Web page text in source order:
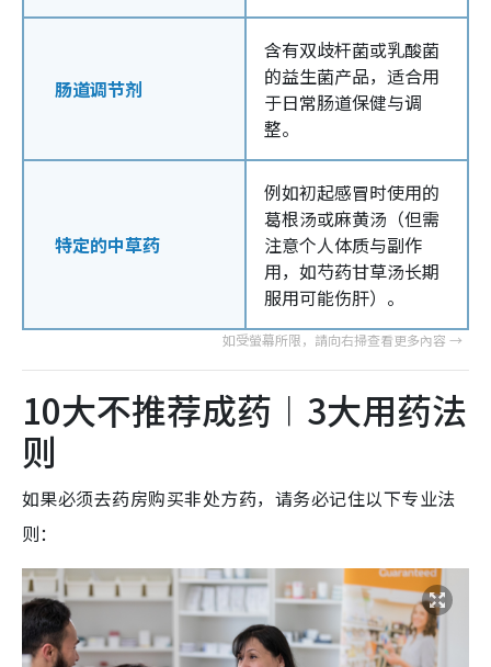
肠道调节剂
含有双歧杆菌或乳酸菌
的益生菌产品，适合用
于日常肠道保健与调
整。
特定的中草药
例如初起感冒时使用的
葛根汤或麻黄汤（但需
注意个人体质与副作
用，如芍药甘草汤长期
服用可能伤肝）。
10大不推荐成药︱3大用药法
则
如果必须去药房购买非处方药，请务必记住以下专业法
则：